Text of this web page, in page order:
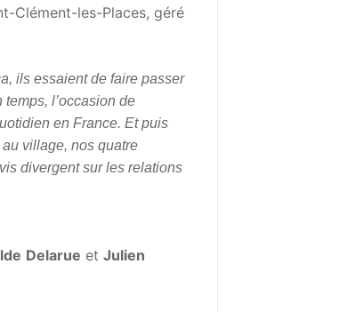
Clément-les-Places, géré
ils essaient de faire passer
l’occasion de
en France. Et puis
village, nos quatre
divergent sur les relations
Delarue et Julien